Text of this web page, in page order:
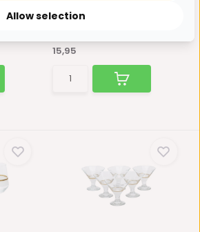
het merk Bricard m...
15,95
Allow selection